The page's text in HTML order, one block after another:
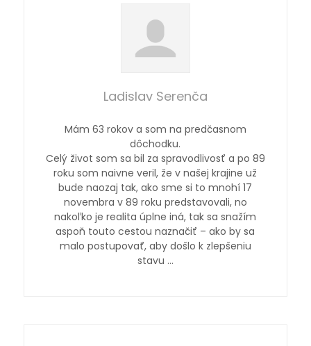
Ladislav Serenča
Mám 63 rokov a som na predčasnom
dôchodku.
Celý život som sa bil za spravodlivosť a po 89
roku som naivne veril, že v našej krajine už
bude naozaj tak, ako sme si to mnohí 17
novembra v 89 roku predstavovali, no
nakoľko je realita úplne iná, tak sa snažím
aspoň touto cestou naznačiť – ako by sa
malo postupovať, aby došlo k zlepšeniu
stavu …